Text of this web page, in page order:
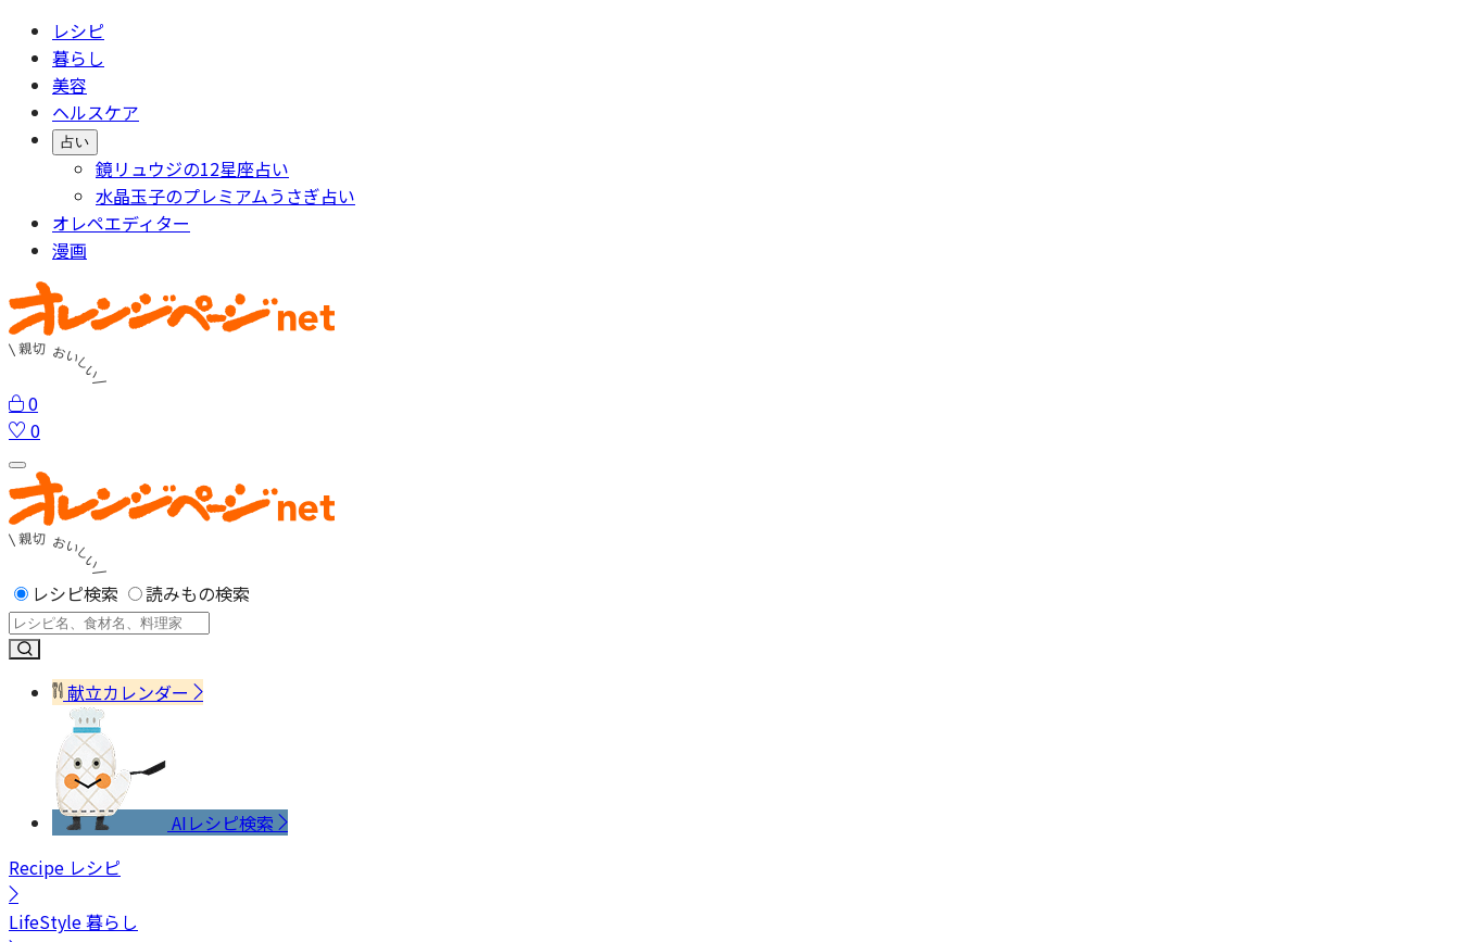
レシピ
暮らし
美容
ヘルスケア
占い
鏡リュウジの12星座占い
水晶玉子のプレミアムうさぎ占い
オレペエディター
漫画
0
0
レシピ検索 読みもの検索
献立カレンダー
AIレシピ検索
Recipe レシピ
LifeStyle暮らし